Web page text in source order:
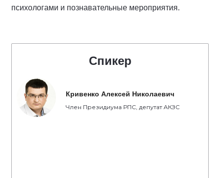
психологами и познавательные мероприятия.
Спикер
Кривенко Алексей Николаевич
Член Президиума РПС, депутат АКЗС